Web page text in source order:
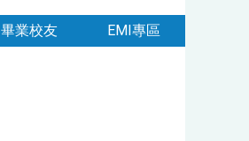
畢業校友 EMI專區